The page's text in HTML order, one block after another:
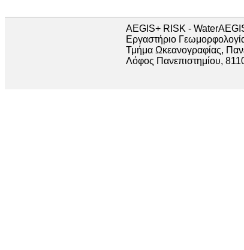
AEGIS+ RISK -
Εργαστήριο
Τμήμα Ωκεανογραφίας,
Λόφος Πανεπιστημίου,